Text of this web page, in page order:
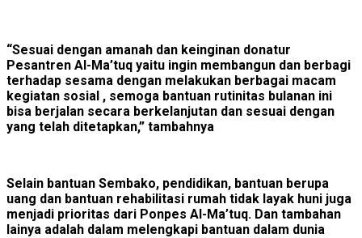
“Sesuai dengan amanah dan keinginan donatur
Pesantren Al-Ma’tuq yaitu ingin membangun dan berbagi
terhadap sesama dengan melakukan berbagai macam
kegiatan sosial , semoga bantuan rutinitas bulanan ini
bisa berjalan secara berkelanjutan dan sesuai dengan
yang telah ditetapkan,” tambahnya
Selain bantuan Sembako, pendidikan, bantuan berupa
uang dan bantuan rehabilitasi rumah tidak layak huni juga
menjadi prioritas dari Ponpes Al-Ma’tuq. Dan tambahan
lainya adalah dalam melengkapi bantuan dalam dunia